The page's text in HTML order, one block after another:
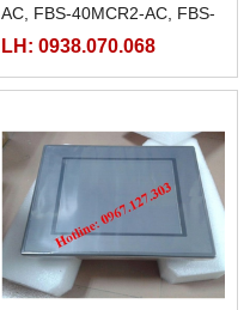
AC, FBS-40MCR2-AC, FBS-
40MCRT-AC, FBS-40MART-
LH: 0938.070.068